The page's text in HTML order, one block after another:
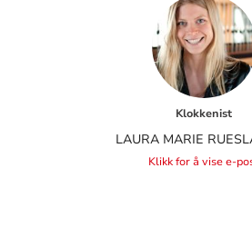
Klokkenist
LAURA MARIE
Klikk for å vise e-